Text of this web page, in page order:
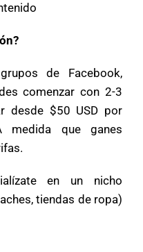
de Facebook,
comenzar con 2-3
desde $50 USD por
medida que ganes
en un nicho
tiendas de ropa)